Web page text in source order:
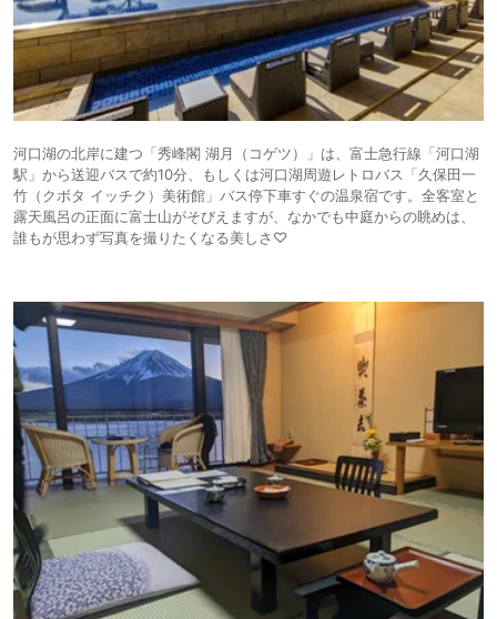
河口湖の北岸に建つ「秀峰閣 湖月（コゲツ）」は、富士急行線「河口湖
駅」から送迎バスで約10分、もしくは河口湖周遊レトロバス「久保田一
竹（クボタ イッチク）美術館」バス停下車すぐの温泉宿です。全客室と
露天風呂の正面に富士山がそびえますが、なかでも中庭からの眺めは、
誰もが思わず写真を撮りたくなる美しさ♡